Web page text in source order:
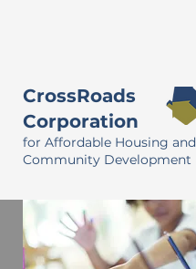
CrossRoads
Corporation
for Affordable Housing and
Community Development